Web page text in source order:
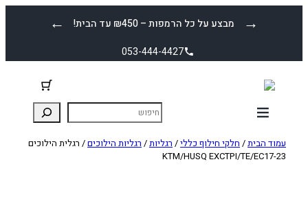
← מבצע על כל הרמפות – ₪450 עד הבית! →
053-444-4427
עמוד הבית/ חלקי חילוף כללי/ רגליות/ רגליות הילוכים/ רגלית הילוכים
KTM/HUSQ EXCTPI/TE/EC17-23